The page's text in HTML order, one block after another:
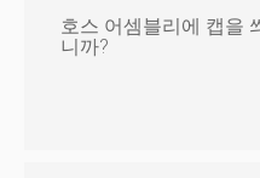
호스 어셈블리에 캡을
니까?